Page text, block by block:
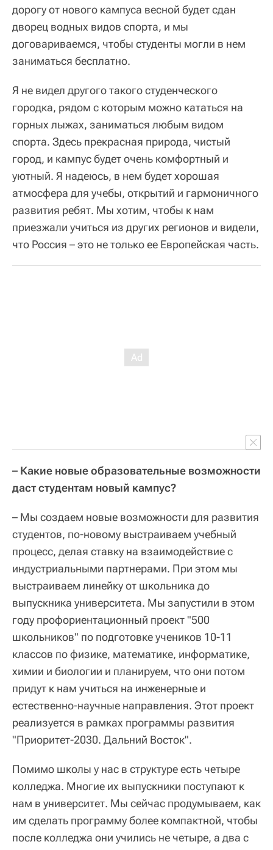
дорогу от нового кампуса весной будет сдан
дворец водных видов спорта, и мы
договариваемся, чтобы студенты могли в нем
заниматься бесплатно.
Я не видел другого такого студенческого
городка, рядом с которым можно кататься на
горных лыжах, заниматься любым видом
спорта. Здесь прекрасная природа, чистый
город, и кампус будет очень комфортный и
уютный. Я надеюсь, в нем будет хорошая
атмосфера для учебы, открытий и гармоничного
развития ребят. Мы хотим, чтобы к нам
приезжали учиться из других регионов и видели,
что Россия – это не только ее Европейская часть.
– Какие новые образовательные возможности
даст студентам новый кампус?
– Мы создаем новые возможности для развития
студентов, по-новому выстраиваем учебный
процесс, делая ставку на взаимодействие с
индустриальными партнерами. При этом мы
выстраиваем линейку от школьника до
выпускника университета. Мы запустили в этом
году профориентационный проект "500
школьников" по подготовке учеников 10-11
классов по физике, математике, информатике,
химии и биологии и планируем, что они потом
придут к нам учиться на инженерные и
естественно-научные направления. Этот проект
реализуется в рамках программы развития
"Приоритет-2030. Дальний Восток".
Помимо школы у нас в структуре есть четыре
колледжа. Многие их выпускники поступают к
нам в университет. Мы сейчас продумываем, как
им сделать программу более компактной, чтобы
после колледжа они учились не четыре, а два с